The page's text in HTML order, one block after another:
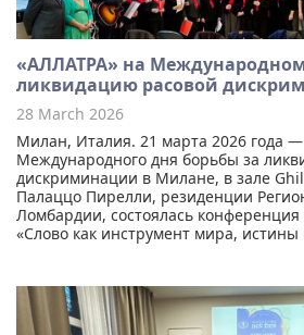
«АЛЛАТРА» на
ликвидацию расовой
28 March 2026
Милан, Италия. 21 марта 2026 года
Международного дня борьбы за
дискриминации в Милане, в зале
Палаццо Пирелли, резиденции
Ломбардии, состоялась
«Слово как инструмент мира, истины